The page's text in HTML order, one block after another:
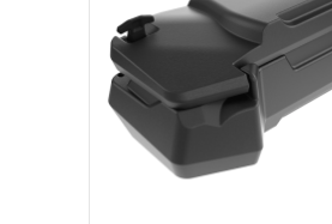
PŘIDAT DO KOŠÍKU